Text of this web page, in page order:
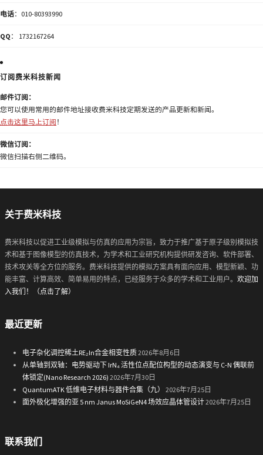
电话：010-80393990
QQ ： 1732167264
订阅费米科技新闻
邮件订阅：
您可以使用常用的邮件地址接收费米科技定期发送的产品更新和新闻。
点击这里马上订阅 ！
微信订阅：
微信扫描右侧二维码。
关于费米科技
费米科技以促进工业级模拟与仿真的应用为宗旨，致力于推广基于原子级别模拟技
术和基于图像模型的仿真技术，为学术和工业研究机构提供研发咨询、软件部署、
技术攻关等全方位的服务。费米科技提供的模拟方案具有面向应用、模型新颖、功
能丰富、计算高效、简单易用的特点，已经服务于众多的学术和工业用户。 欢迎加
入我们！（点击了解）
最近更新
电子杂化调控稀土RE₂In合金相变性质2026年8月6日
从单轴到双轴：电势驱动下 IrN₄ 活性位点配位构型的动态演变与 C-N 偶联前
体锁定(Nano Research 2026) 2026年7月30日
QuantumATK 低维电子材料与器件合集（九）
2026年7月25日
面外极化增强的亚 5 nm Janus MoSiGeN4 场效应晶体管设计2026年7月25日
联系我们